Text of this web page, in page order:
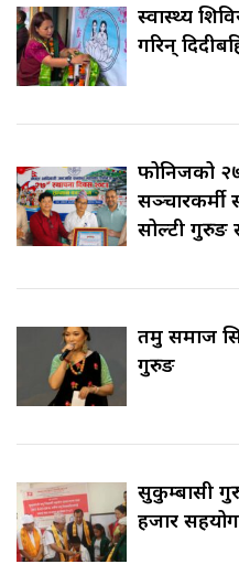
स्वास्थ्य
गरिन्
फोनिजको
सञ्चारकर्मी
सोल्टी गुरुङ
तमु समाज
गुरुङ
सुकुम्बासी
हजार सहयोग